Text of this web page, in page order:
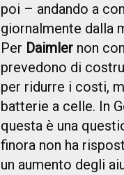
poi – andando a
giornalmente dalla
Per Daimler non
prevedono di
per ridurre i costi,
batterie a celle. In
questa è una
finora non ha
un aumento degli